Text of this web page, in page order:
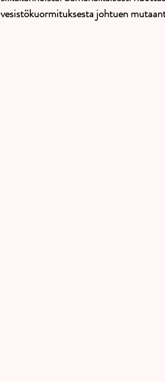
vesistökuormituksesta johtuen